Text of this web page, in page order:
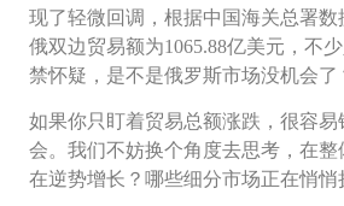
现了轻微回调，根据中国海关总署数
俄双边贸易额为1065.88亿美元，不
禁怀疑，是不是俄罗斯市场没机会了
如果你只盯着贸易总额涨跌，很容
会。我们不妨换个角度去思考，在
在逆势增长？哪些细分市场正在悄悄